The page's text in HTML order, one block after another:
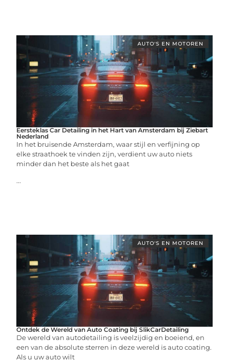
AUTO'S EN MOTOREN
Eersteklas Car Detailing in het Hart van Amsterdam bij Ziebart
Nederland
In het bruisende Amsterdam, waar stijl en verfijning op
elke straathoek te vinden zijn, verdient uw auto niets
minder dan het beste als het gaat
...
AUTO'S EN MOTOREN
Ontdek de Wereld van Auto Coating bij SlikCarDetailing
De wereld van autodetailing is veelzijdig en boeiend, en
een van de absolute sterren in deze wereld is auto coating.
Als u uw auto wilt